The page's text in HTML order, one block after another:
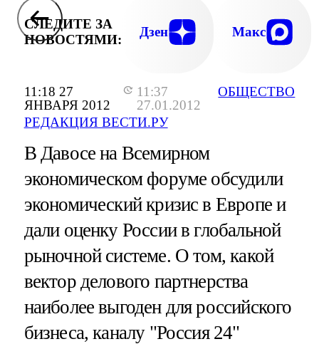
11:18 27
ЯНВАРЯ 2012
11:37
27.01.2012
РЕДАКЦИЯ ВЕСТИ.РУ
ОБЩЕСТВО
СЛЕДИТЕ ЗА
НОВОСТЯМИ:
Дзен Макс
В Давосе на Всемирном
экономическом форуме обсудили
экономический кризис в Европе и
дали оценку России в глобальной
рыночной системе. О том, какой
вектор делового партнерства
наиболее выгоден для российского
бизнеса, каналу "Россия 24"